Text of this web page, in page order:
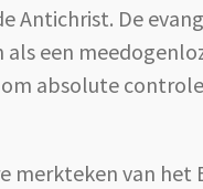
Antichrist. De
een
absolute
merkteken van het